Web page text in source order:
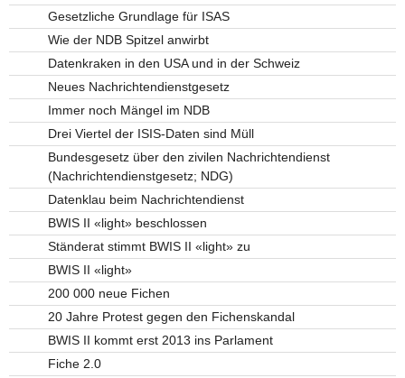
Gesetzliche Grundlage für ISAS
Wie der NDB Spitzel anwirbt
Datenkraken in den USA und in der Schweiz
Neues Nachrichtendienstgesetz
Immer noch Mängel im NDB
Drei Viertel der ISIS-Daten sind Müll
Bundesgesetz über den zivilen Nachrichtendienst
(Nachrichtendienstgesetz; NDG)
Datenklau beim Nachrichtendienst
BWIS II «light» beschlossen
Ständerat stimmt BWIS II «light» zu
BWIS II «light»
200 000 neue Fichen
20 Jahre Protest gegen den Fichenskandal
BWIS II kommt erst 2013 ins Parlament
Fiche 2.0